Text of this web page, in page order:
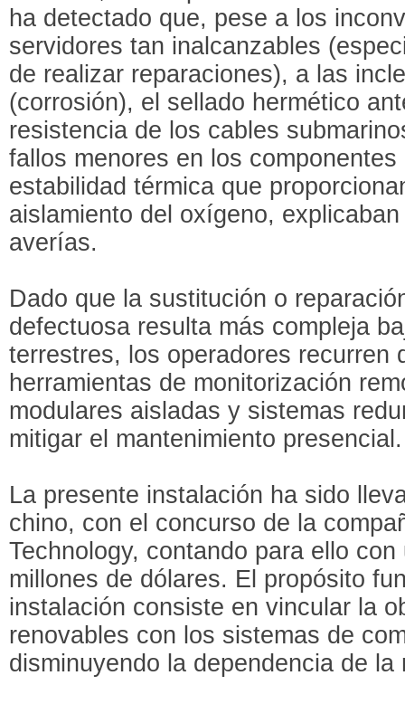
ha detectado que, pese a los
servidores tan inalcanzables
de realizar reparaciones), a las
(corrosión), el sellado hermético
resistencia de los cables
fallos menores en los
estabilidad térmica que
aislamiento del oxígeno,
averías.
Dado que la sustitución o
defectuosa resulta más compleja
terrestres, los operadores recurren
herramientas de monitorización
modulares aisladas y sistemas
mitigar el mantenimiento presencial.
La presente instalación ha sido
chino, con el concurso de la
Technology, contando para ello
millones de dólares. El propósito
instalación consiste en vincular la
renovables con los sistemas de
disminuyendo la dependencia de